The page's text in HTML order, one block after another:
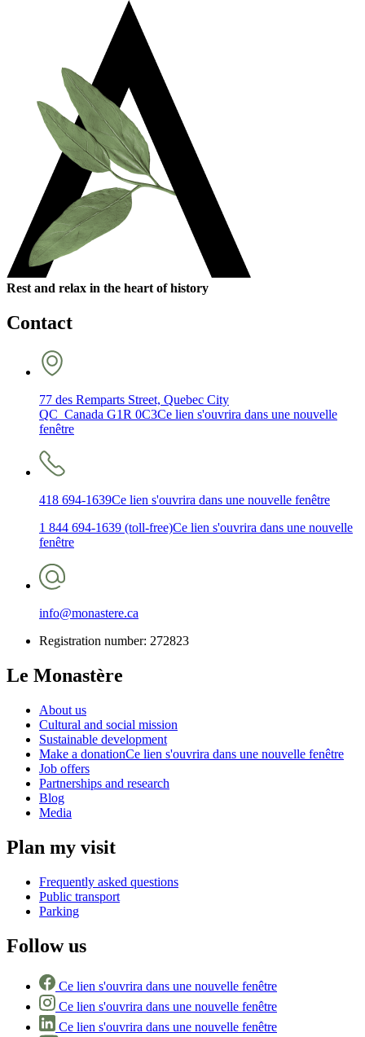
Rest and relax in the heart of history
Contact
77 des Remparts Street, Quebec City
QC Canada G1R 0C3Ce lien s'ouvrira dans une nouvelle
fenêtre
418 694-1639Ce lien s'ouvrira dans une nouvelle fenêtre
1 844 694-1639 (toll-free)Ce lien s'ouvrira dans une nouvelle
fenêtre
info@monastere.ca
Registration number: 272823
Le Monastère
About us
Cultural and social mission
Sustainable development
Make a donationCe lien s'ouvrira dans une nouvelle fenêtre
Job offers
Partnerships and research
Blog
Media
Plan my visit
Frequently asked questions
Public transport
Parking
Follow us
Ce lien s'ouvrira dans une nouvelle fenêtre
Ce lien s'ouvrira dans une nouvelle fenêtre
Ce lien s'ouvrira dans une nouvelle fenêtre